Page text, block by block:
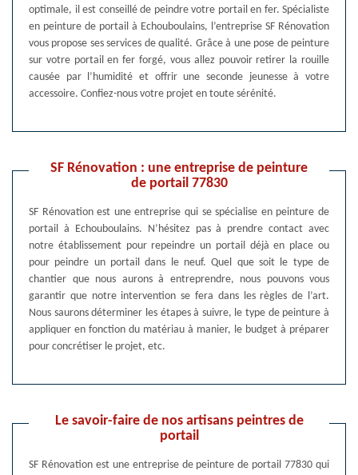
optimale, il est conseillé de peindre votre portail en fer. Spécialiste
en peinture de portail à Echouboulains, l’entreprise SF Rénovation
vous propose ses services de qualité. Grâce à une pose de peinture
sur votre portail en fer forgé, vous allez pouvoir retirer la rouille
causée par l’humidité et offrir une seconde jeunesse à votre
accessoire. Confiez-nous votre projet en toute sérénité.
SF Rénovation : une entreprise de peinture
de portail 77830
SF Rénovation est une entreprise qui se spécialise en peinture de
portail à Echouboulains. N’hésitez pas à prendre contact avec
notre établissement pour repeindre un portail déjà en place ou
pour peindre un portail dans le neuf. Quel que soit le type de
chantier que nous aurons à entreprendre, nous pouvons vous
garantir que notre intervention se fera dans les règles de l’art.
Nous saurons déterminer les étapes à suivre, le type de peinture à
appliquer en fonction du matériau à manier, le budget à préparer
pour concrétiser le projet, etc.
Le savoir-faire de nos artisans peintres de
portail
SF Rénovation est une entreprise de peinture de portail 77830 qui